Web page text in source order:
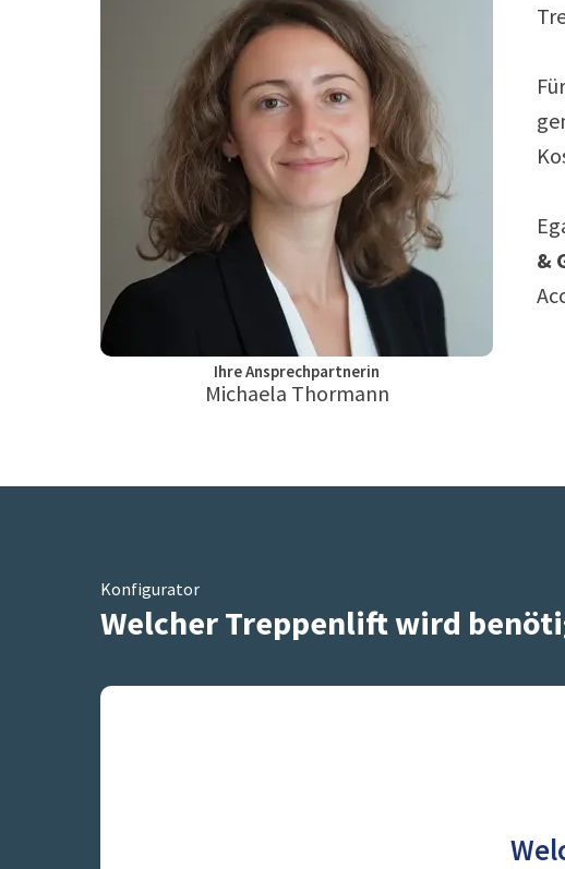
Ihre Ansprechpartnerin
Michaela Thormann
&
Konfigurator
Welcher Treppenlift wird